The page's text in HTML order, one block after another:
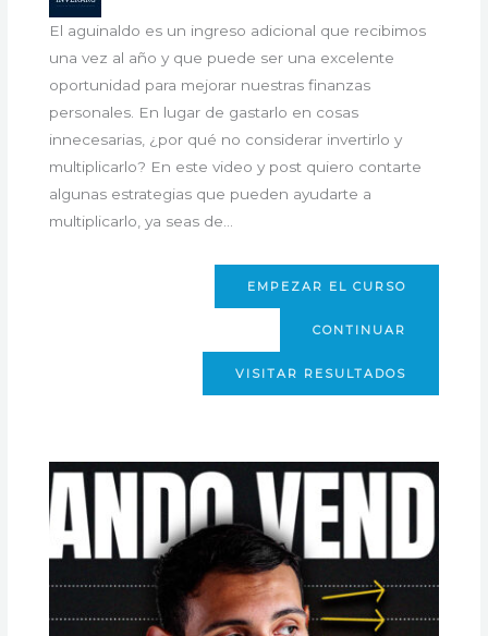
El aguinaldo es un ingreso adicional que recibimos
una vez al año y que puede ser una excelente
oportunidad para mejorar nuestras finanzas
personales. En lugar de gastarlo en cosas
innecesarias, ¿por qué no considerar invertirlo y
multiplicarlo? En este video y post quiero contarte
algunas estrategias que pueden ayudarte a
multiplicarlo, ya seas de…
EMPEZAR EL CURSO
CONTINUAR
VISITAR RESULTADOS